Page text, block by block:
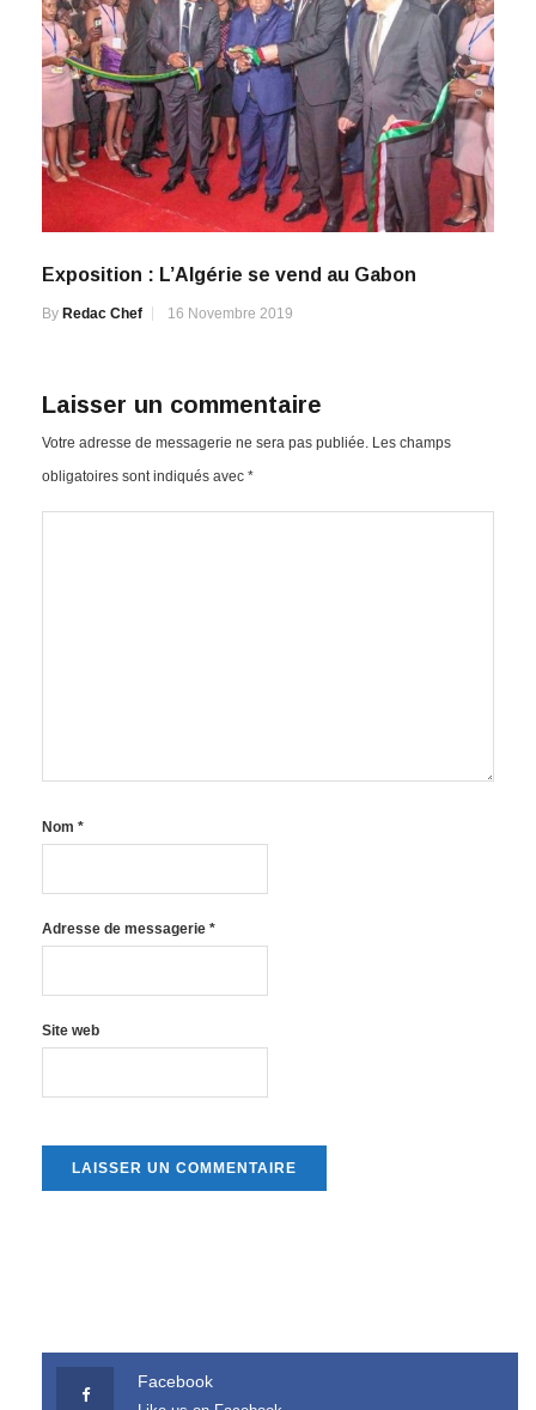
Exposition : L’Algérie se vend au Gabon
By Redac Chef 16 Novembre 2019
Laisser un commentaire
Votre adresse de messagerie ne sera pas publiée. Les champs
obligatoires sont indiqués avec *
Nom *
Adresse de messagerie *
Site web
Facebook